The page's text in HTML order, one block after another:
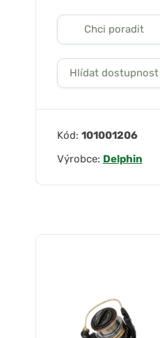
Chci poradit
Hlídat dostupnost
Kód: 101001206
Výrobce: Delphin